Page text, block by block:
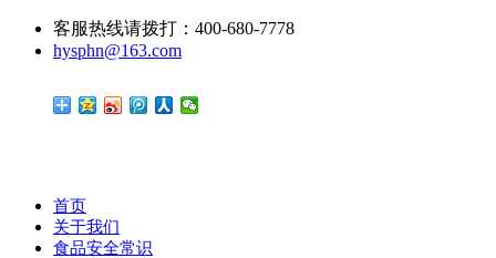
客服热线请拨打：400-680-7778
hysphn@163.com
首页
关于我们
食品安全常识